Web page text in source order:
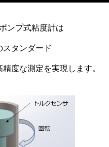
ンプ式粘度計は
スタンダード
度な測定を実現します。